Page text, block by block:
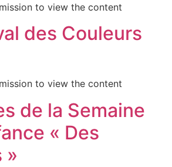
to view the content
des Couleurs
to view the content
de la Semaine
« Des
»